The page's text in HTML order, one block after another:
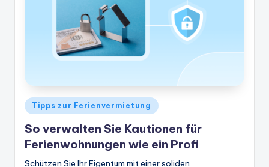
Veröffentlicht
Tipps zur Ferienvermietung
So verwalten Sie Kautionen für
Ferienwohnungen wie ein Profi
Schützen Sie Ihr Eigentum mit einer soliden